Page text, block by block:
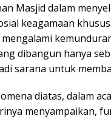
Masjid dalam
keagamaan
dibangun hanya
sarana untuk
diatas, dalam
menyampaikan,